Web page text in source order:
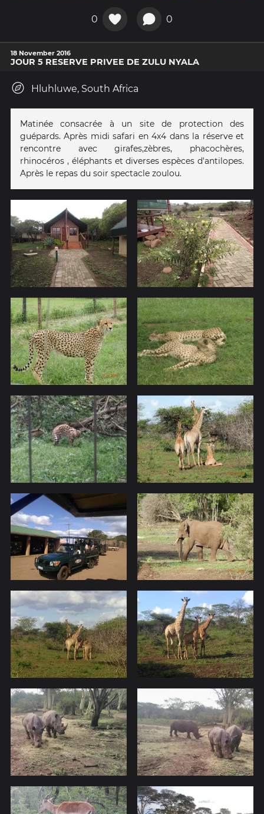
0 0
18 November 2016
JOUR 5 RESERVE PRIVEE DE ZULU NYALA
Hluhluwe, South Africa
Matinée consacrée à un site de protection des
guépards. Après midi safari en 4x4 dans la réserve et
rencontre avec girafes,zèbres, phacochères,
rhinocéros , éléphants et diverses espèces d'antilopes.
Après le repas du soir spectacle zoulou.